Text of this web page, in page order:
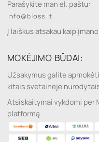
Parašykite man el. paštu:
info@bloss.lt
Į laiškus atsakau kaip
MOKĖJIMO BŪDAI:
Užsakymus galite
kitais svetainėje
Atsiskaitymai vykdomi per
platformą